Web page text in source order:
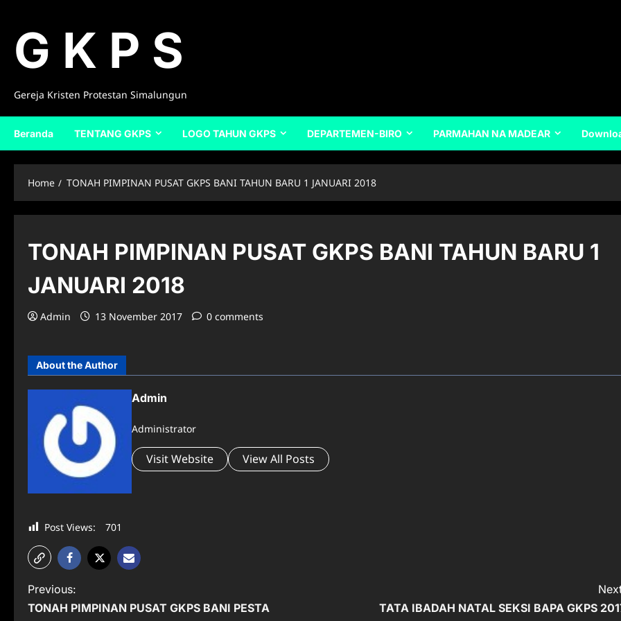
contentG K P S
Gereja Kristen Protestan Simalungun
Beranda TENTANG GKPS LOGO TAHUN GKPS DEPARTEMEN-BIRO PARMAHAN NA MADEAR
Home TONAH PIMPINAN PUSAT GKPS BANI TAHUN BARU 1 JANUARI 2018
TONAH PIMPINAN PUSAT GKPS BANI TAHUN BARU 1
JANUARI 2018
Admin 13 November 2017 0 comments
About the Author
Admin
Administrator
Visit Website View All Posts
Post Views: 701
P
o
Previous:
TONAH PIMPINAN PUSAT GKPS BANI PESTA
TATA IBADAH NATAL SEKSI BAPA GKPS